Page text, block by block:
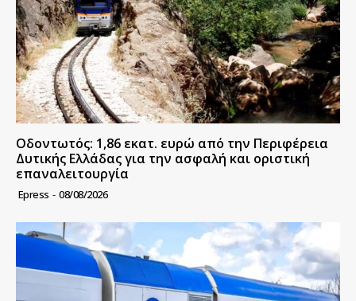
Οδοντωτός: 1,86 εκατ. ευρώ από την Περιφέρεια
Δυτικής Ελλάδας για την ασφαλή και οριστική
επαναλειτουργία
Epress - 08/08/2026